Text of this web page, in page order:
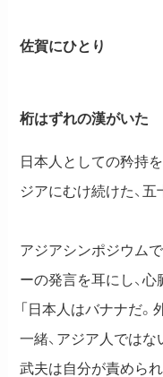
佐賀にひとり
桁はずれの漢がいた
日本人としての矜持
ジアにむけ続けた、
アジアシンポジウム
ーの発言を耳にし、
「日本人はバナナだ
一緒、アジア人ではな
武夫は自分が責めら